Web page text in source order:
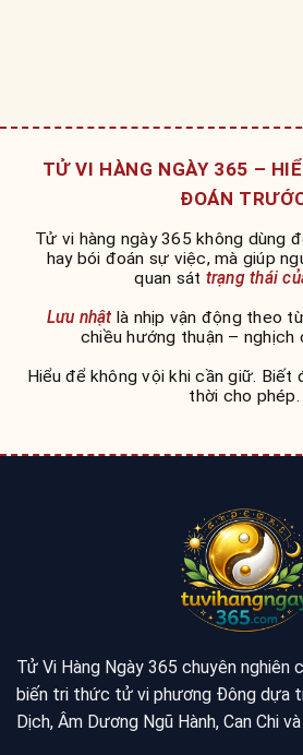
TỬ VI HÀNG NGÀY 365 –
ĐOÁN
Tử vi hàng ngày 365 không dùng
hay bói đoán sự việc, mà giúp
quan sát trạng thái
Lưu nhậtlà nhịp vận động theo
chiều hướng thuận – nghịch
Hiểu để không vội khi cần giữ. Biết
thời cho phép.
Tử Vi Hàng Ngày 365 chuyên nghiên
biến tri thức tử vi phương Đông dựa
Dịch, Âm Dương Ngũ Hành, Can Chi